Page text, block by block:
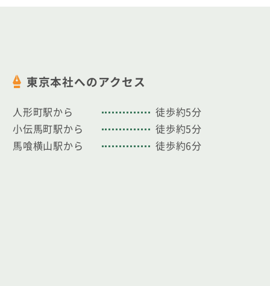
東京本社へのアクセス
人形町駅から
徒歩約5分
小伝馬町駅から
徒歩約5分
馬喰横山駅から
徒歩約6分